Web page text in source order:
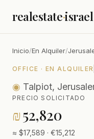
realestate·israel
Inicio/En Alquiler/
OFFICE · EN ALQUILER
◉ Talpiot,
PRECIO SOLICITADO
₪52,820
≈ $17,589 · €15,212